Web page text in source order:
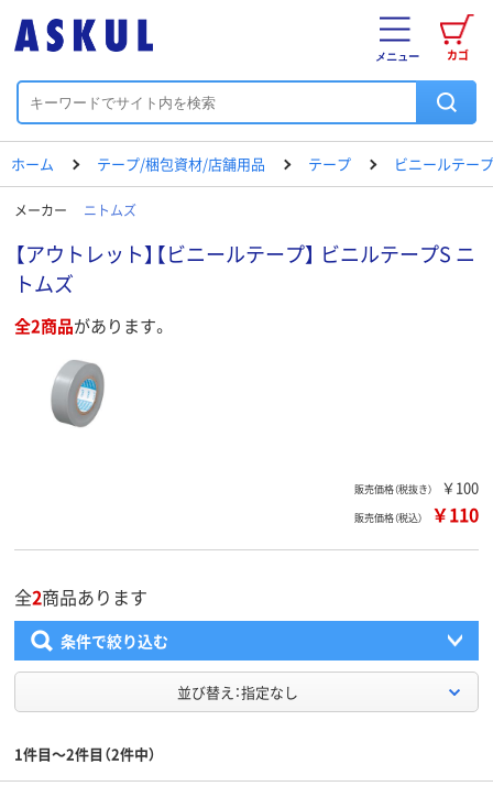
カゴ
メニュー
ホーム テープ/梱包資材/店舗用品 テープ ビニールテープ
メーカー ニトムズ
【アウトレット】【ビニールテープ】 ビニルテープS ニ
トムズ
全2商品があります。
販売価格（税抜き） ￥100
販売価格（税込） ￥110
全2商品あります
条件で絞り込む
並び替え：指定なし
1件目～2件目（2件中）